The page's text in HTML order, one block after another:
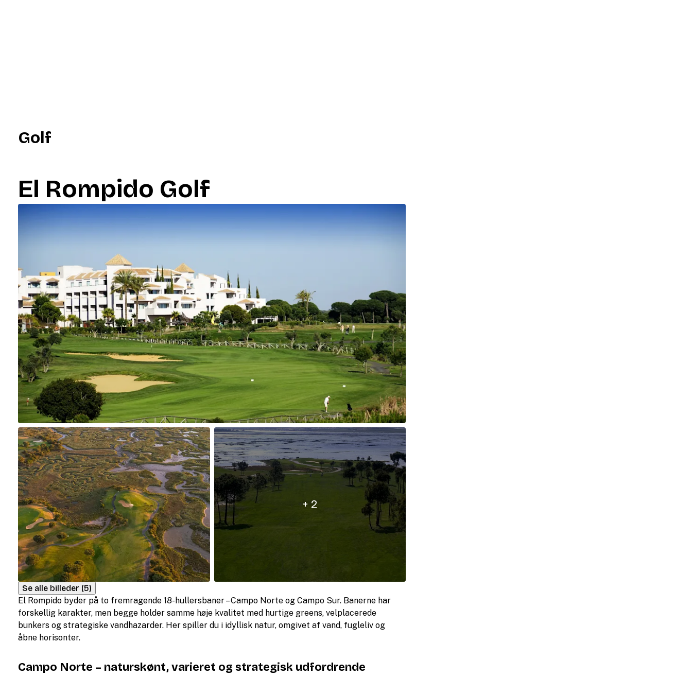
Golf
El Rompido Golf
+ 2
Se alle billeder (5)
El Rompido byder på to fremragende 18-hullersbaner – Campo Norte og Campo Sur. Banerne har
forskellig karakter, men begge holder samme høje kvalitet med hurtige greens, velplacerede
bunkers og strategiske vandhazarder. Her spiller du i idyllisk natur, omgivet af vand, fugleliv og
åbne horisonter.
Campo Norte – naturskønt, varieret og strategisk udfordrende